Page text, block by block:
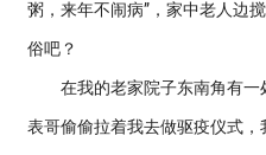
粥，来年不闹病”，家中老人边
俗吧？
在我的老家院子东南角有一
表哥偷偷拉着我去做驱疫仪式，